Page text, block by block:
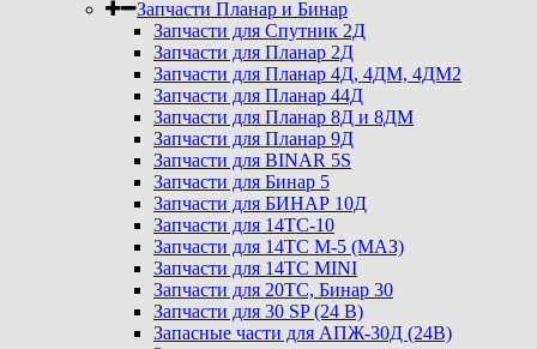
Запчасти Планар и Бинар
Запчасти для Спутник 2Д
Запчасти для Планар 2Д
Запчасти для Планар 4Д, 4ДМ, 4ДМ2
Запчасти для Планар 44Д
Запчасти для Планар 8Д и 8ДМ
Запчасти для Планар 9Д
Запчасти для BINAR 5S
Запчасти для Бинар 5
Запчасти для БИНАР 10Д
Запчасти для 14ТС-10
Запчасти для 14ТС М-5 (МАЗ)
Запчасти для 14ТС MINI
Запчасти для 20ТС, Бинар 30
Запчасти для 30 SP (24 В)
Запасные части для АПЖ-30Д (24В)